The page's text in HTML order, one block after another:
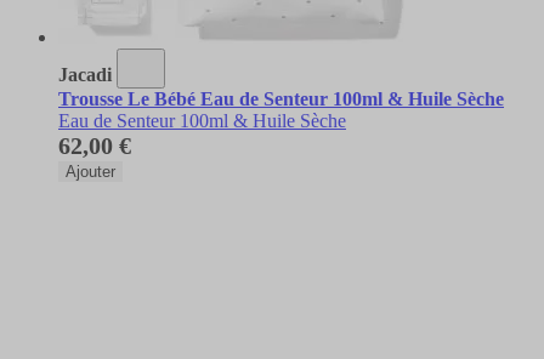
Jacadi
Trousse Le Bébé Eau de Senteur 100ml & Huile Sèche
Eau de Senteur 100ml & Huile Sèche
62,00 €
Ajouter